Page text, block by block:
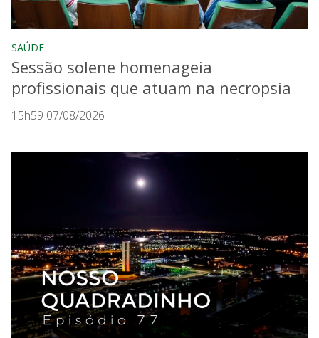
SAÚDE
Sessão solene homenageia
profissionais que atuam na necropsia
15h59 07/08/2026